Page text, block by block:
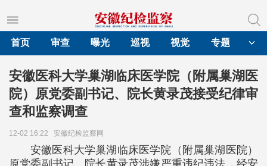
首页
审查 曝光 巡视 视觉 专题
安徽医科大学巢湖临床医学院（附属巢湖医
院）原党委副书记、院长黄录茂接受纪律审
查和监察调查
12-02 16:22 安徽纪检监察网
安徽医科大学巢湖临床医学院（附属巢湖医院）
原党委副书记、院长黄录茂涉嫌严重违纪违法，经安